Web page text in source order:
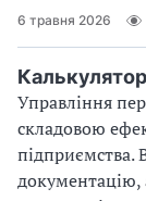
6 травня 2026
Управління
складовою
підприємства.
документацію,